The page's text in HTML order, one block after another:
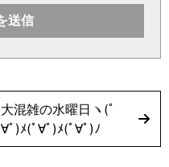
大混雑の水曜日ヽ(ﾟ
∀ﾟ)ﾒ(ﾟ∀ﾟ)ﾒ(ﾟ∀ﾟ)ﾉ